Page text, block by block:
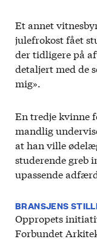
Et annet
julefrokost fået
der tidligere på
detaljert med de
mig».
En tredje kvinne
mandlig
at han ville
studerende greb
upassende
BRANSJENS
Oppropets
Forbundet